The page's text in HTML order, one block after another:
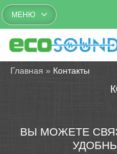
МЕНЮ
Главная » Контакты
ВЫ МОЖЕТЕ